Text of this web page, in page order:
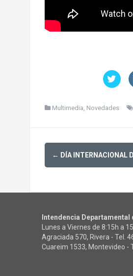
Multimedia, Novedades
Post
navigation
← DÍA INTERNACIONAL
Intendencia Departamental
Lunes a Viernes de 8:15h a
Agraciada 570, Rivera - Tel.
Cuareim 1533, Montevideo -